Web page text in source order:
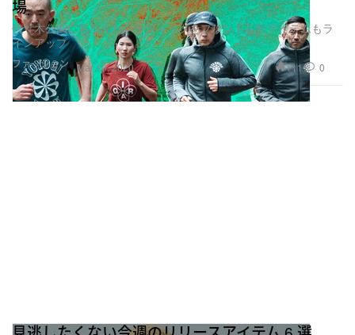
ファッション
場
代々木公園にちなんだグラフィックをプリントしたアイテムもラ
インアップ
Mar 10, 2020 111 0